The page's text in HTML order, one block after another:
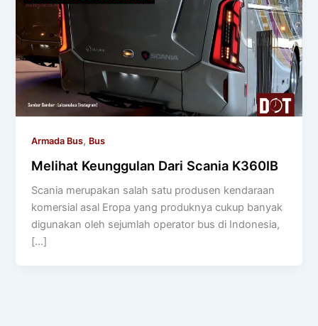
Armada Bus, Bus
Melihat Keunggulan Dari Scania K360IB
Scania merupakan salah satu produsen kendaraan
komersial asal Eropa yang produknya cukup banyak
digunakan oleh sejumlah operator bus di Indonesia,
[…]